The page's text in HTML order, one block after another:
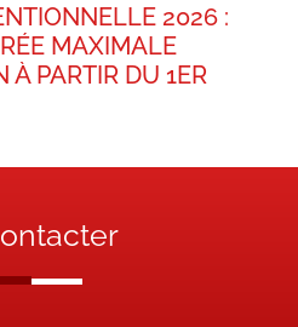
2026 :
MAXIMALE
À PARTIR DU 1ER